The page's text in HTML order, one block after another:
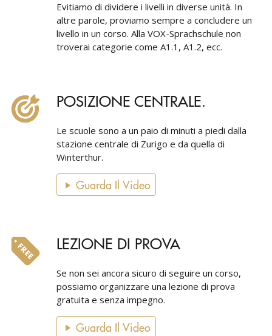
Evitiamo di dividere i livelli in diverse unità. In
altre parole, proviamo sempre a concludere un
livello in un corso. Alla VOX-Sprachschule non
troverai categorie come A1.1, A1.2, ecc.
POSIZIONE CENTRALE.
Le scuole sono a un paio di minuti a piedi dalla
stazione centrale di Zurigo e da quella di
Winterthur.
Guarda Il Video
LEZIONE DI PROVA
Se non sei ancora sicuro di seguire un corso,
possiamo organizzare una lezione di prova
gratuita e senza impegno.
Guarda Il Video